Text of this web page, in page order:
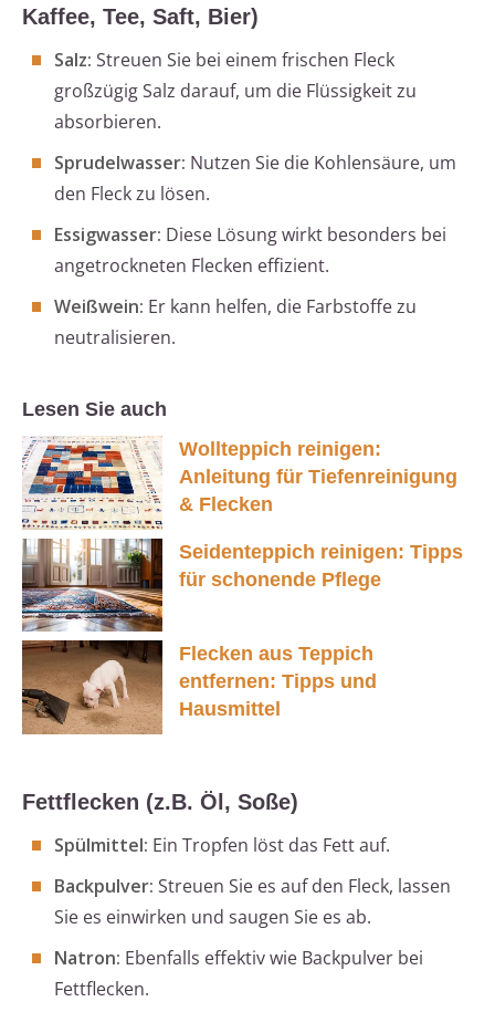
Kaffee, Tee, Saft, Bier)
Salz: Streuen Sie bei einem frischen Fleck
großzügig Salz darauf, um die Flüssigkeit zu
absorbieren.
Sprudelwasser: Nutzen Sie die Kohlensäure, um
den Fleck zu lösen.
Essigwasser: Diese Lösung wirkt besonders bei
angetrockneten Flecken effizient.
Weißwein: Er kann helfen, die Farbstoffe zu
neutralisieren.
Lesen Sie auch
Wollteppich reinigen:
Anleitung für Tiefenreinigung
& Flecken
Seidenteppich reinigen: Tipps
für schonende Pflege
Flecken aus Teppich
entfernen: Tipps und
Hausmittel
Fettflecken (z.B. Öl, Soße)
Spülmittel: Ein Tropfen löst das Fett auf.
Backpulver: Streuen Sie es auf den Fleck, lassen
Sie es einwirken und saugen Sie es ab.
Natron: Ebenfalls effektiv wie Backpulver bei
Fettflecken.